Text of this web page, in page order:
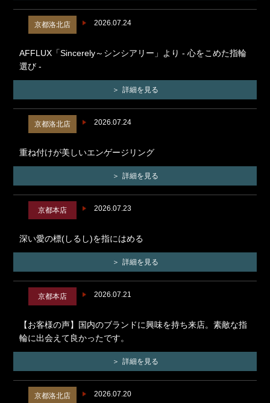
2026.07.24
京都洛北店
AFFLUX「Sincerely～シンシアリー」より - 心をこめた指輪
選び -
詳細を見る
2026.07.24
京都洛北店
重ね付けが美しいエンゲージリング
詳細を見る
2026.07.23
京都本店
深い愛の標(しるし)を指にはめる
詳細を見る
2026.07.21
京都本店
【お客様の声】国内のブランドに興味を持ち来店。素敵な指
輪に出会えて良かったです。
詳細を見る
2026.07.20
京都洛北店